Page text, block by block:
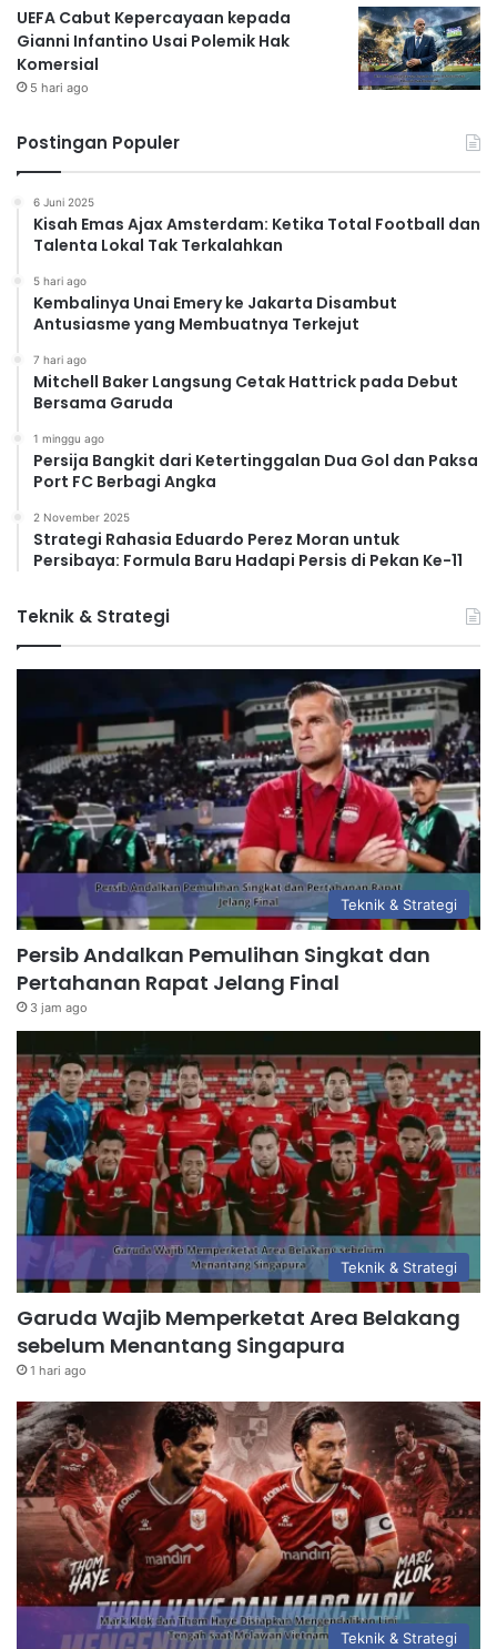
UEFA Cabut Kepercayaan kepada
Gianni Infantino Usai Polemik Hak
Komersial
5 hari ago
Postingan Populer
6 Juni 2025
Kisah Emas Ajax Amsterdam: Ketika Total Football dan
Talenta Lokal Tak Terkalahkan
5 hari ago
Kembalinya Unai Emery ke Jakarta Disambut
Antusiasme yang Membuatnya Terkejut
7 hari ago
Mitchell Baker Langsung Cetak Hattrick pada Debut
Bersama Garuda
1 minggu ago
Persija Bangkit dari Ketertinggalan Dua Gol dan Paksa
Port FC Berbagi Angka
2 November 2025
Strategi Rahasia Eduardo Perez Moran untuk
Persibaya: Formula Baru Hadapi Persis di Pekan Ke-11
Teknik & Strategi
Teknik & Strategi
Persib Andalkan Pemulihan Singkat dan
Pertahanan Rapat Jelang Final
3 jam ago
Teknik & Strategi
Garuda Wajib Memperketat Area Belakang
sebelum Menantang Singapura
1 hari ago
Teknik & Strategi